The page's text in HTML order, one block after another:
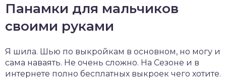
Панамки для мальчиков
своими руками
Я шила. Шью по выкройкам в основном, но могу и
сама наваять. Не очень сложно. На Сезоне и в
интернете полно бесплатных выкроек чего хотите.